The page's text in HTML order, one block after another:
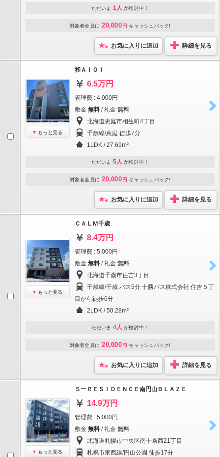
ただいま 1人 が検討中！
対象者全員に 20,000 円 キャッシュバック!
お気に入りに追加 詳細を見る
もっと見る
和ＡＩＯＩ
6.5万円
管理費 : 4,000円
敷金 無料 / 礼金 無料
北海道恵庭市相生町4丁目
千歳線/恵庭 徒歩7分
1LDK / 27.69m²
ただいま 5人 が検討中！
対象者全員に 20,000 円 キャッシュバック!
お気に入りに追加 詳細を見る
もっと見る
ＣＡＬＭ千歳
8.4万円
管理費 : 5,000円
敷金 無料 / 礼金 無料
北海道千歳市住吉3丁目
千歳線/千歳 バス5分 十勝バス株式会社 住吉５丁
目から徒歩6分
2LDK / 50.28m²
ただいま 4人 が検討中！
対象者全員に 20,000 円 キャッシュバック!
お気に入りに追加 詳細を見る
もっと見る
ＳーＲＥＳＩＤＥＮＣＥ南円山ＢＬＡＺＥ
14.9万円
管理費 : 5,000円
敷金 無料 / 礼金 無料
北海道札幌市中央区南十条西21丁目
札幌市東西線/円山公園 徒歩17分